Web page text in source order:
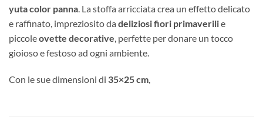
yuta color panna . La stoffa arricciata crea un effetto delicato
e raffinato, impreziosito da deliziosi fiori primaverilie
piccoleovette decorative , perfette per donare un tocco
gioioso e festoso ad ogni ambiente.
Con le sue dimensioni di 35×25 cm,